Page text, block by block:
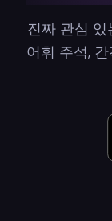
진짜 관심
어휘 주석,